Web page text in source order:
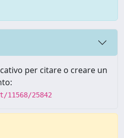
per citare o creare un
25842